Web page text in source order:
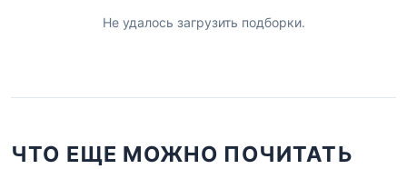
Не удалось загрузить подборки.
ЧТО ЕЩЕ МОЖНО ПОЧИТАТЬ